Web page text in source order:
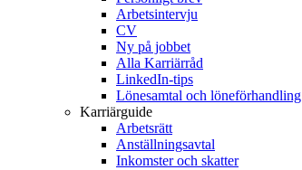
Arbetsintervju
CV
Ny på jobbet
Alla Karriärråd
LinkedIn-tips
Lönesamtal och löneförhandling
Karriärguide
Arbetsrätt
Anställningsavtal
Inkomster och skatter